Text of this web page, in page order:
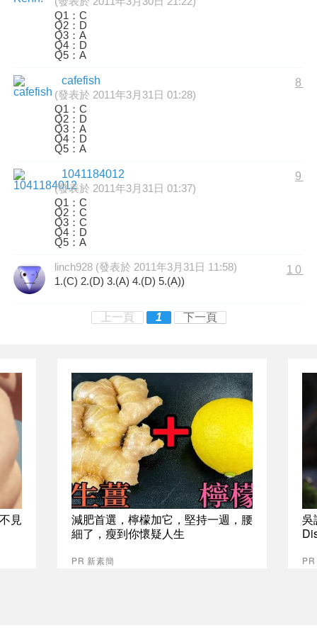
Q1：C
Q2：D
Q3：A
Q4：D
Q5：A
cafefish
(發表於 2011年3月31日 01:28)
8
Q1：C
Q2：D
Q3：A
Q4：D
Q5：A
1041184012
(發表於 2011年3月31日 01:37)
9
Q1：C
Q2：C
Q3：C
Q4：D
Q5：A
linch928 (發表於 2011年3月31日 11:58) 10
1.(C) 2.(D) 3.(A) 4.(D) 5.(A))
上一頁 1 下一頁
見
減肥首選，檸檬加它，堅持一週，腰
細了，瘦到你懷疑人生
PR 新素簡
吳